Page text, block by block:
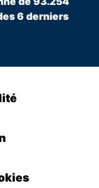
6 derniers